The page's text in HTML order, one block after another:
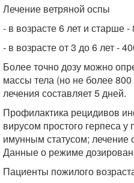
Лечение ветряной оспы
- в возрасте 6 лет и старше -
- в возрасте от 3 до 6 лет -
Более точно дозу можно
массы тела (но не более 800
лечения составляет 5 дней.
Профилактика рецидивов
вирусом простого герпеса
имунным статусом;
Данные о режиме
Пациенты пожилого